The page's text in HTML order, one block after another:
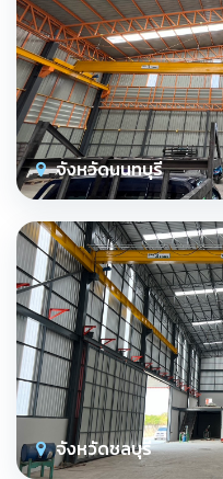
จังหวัดนนทบุรี
จังหวัดชลบุรี